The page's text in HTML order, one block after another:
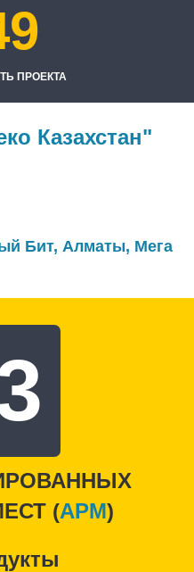
ПРОЕКТА
Казахстан"
Бит, Алматы, Мега
(APM)